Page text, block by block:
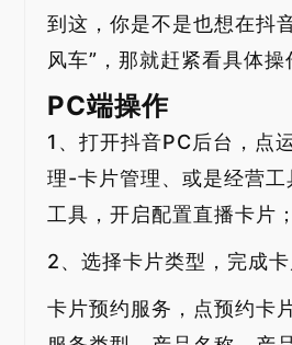
到这，你是不是也想在抖
风车”，那就赶紧看具体操
PC端操作
1、打开抖音PC后台，点
理-卡片管理、或是经营
工具，开启配置直播卡片；
2、选择卡片类型，完成卡
卡片预约服务，点预约卡